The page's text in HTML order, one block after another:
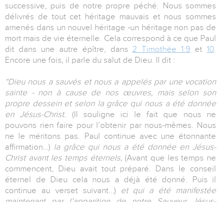
successive, puis de notre propre péché. Nous sommes
délivrés de tout cet héritage mauvais et nous sommes
amenés dans un nouvel héritage -un héritage non pas de
mort mais de vie éternelle. Cela correspond à ce que Paul
dit dans une autre épître, dans 2 Timothée 1:9 et10
Encore une fois, il parle du salut de Dieu. Il dit :
“Dieu nous a sauvés et nous a appelés par une vocation
sainte - non à cause de nos œuvres, mais selon son
propre dessein et selon la grâce qui nous a été donnée
en Jésus-Christ. (Il souligne ici le fait que nous ne
pouvons rien faire pour l’obtenir par nous-mêmes. Nous
ne le méritons pas. Paul continue avec une étonnante
affirmation…) la grâce qui nous a été donnée en Jésus-
Christ avant les temps éternels, (Avant que les temps ne
commencent, Dieu avait tout préparé. Dans le conseil
éternel de Dieu cela nous a déjà été donné. Puis il
continue au verset suivant…) et qui a été manifestée